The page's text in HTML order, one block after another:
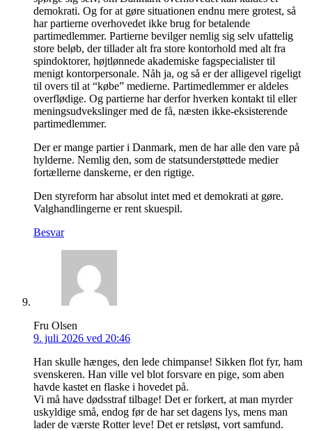
demokrati. Og for at gøre situationen endnu mere grotest, så
har partierne overhovedet ikke brug for betalende
partimedlemmer. Partierne bevilger nemlig sig selv ufattelig
store beløb, der tillader alt fra store kontorhold med alt fra
spindoktorer, højtlønnede akademiske fagspecialister til
menigt kontorpersonale. Nåh ja, og så er der alligevel rigeligt
til overs til at “købe” medierne. Partimedlemmer er aldeles
overflødige. Og partierne har derfor hverken kontakt til eller
meningsudvekslinger med de få, næsten ikke-eksisterende
partimedlemmer.
Der er mange partier i Danmark, men de har alle den vare på
hylderne. Nemlig den, som de statsunderstøttede medier
fortællerne danskerne, er den rigtige.
Den styreform har absolut intet med et demokrati at gøre.
Valghandlingerne er rent skuespil.
Besvar
Fru Olsen
9. juli 2026 ved 20:46
Han skulle hænges, den lede chimpanse! Sikken flot fyr, ham
svenskeren. Han ville vel blot forsvare en pige, som aben
havde kastet en flaske i hovedet på.
Vi må have dødsstraf tilbage! Det er forkert, at man myrder
uskyldige små, endog før de har set dagens lys, mens man
lader de værste Rotter leve! Det er retsløst, vort samfund.